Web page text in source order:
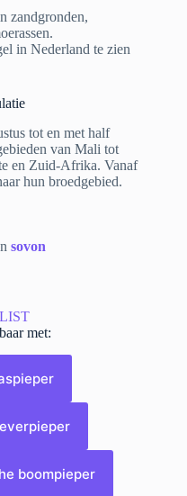
zandgronden,
in Nederland te zien
tot en met half
van Mali tot
en Zuid-Afrika. Vanaf
hun broedgebied.
sovon
met:
boompieper